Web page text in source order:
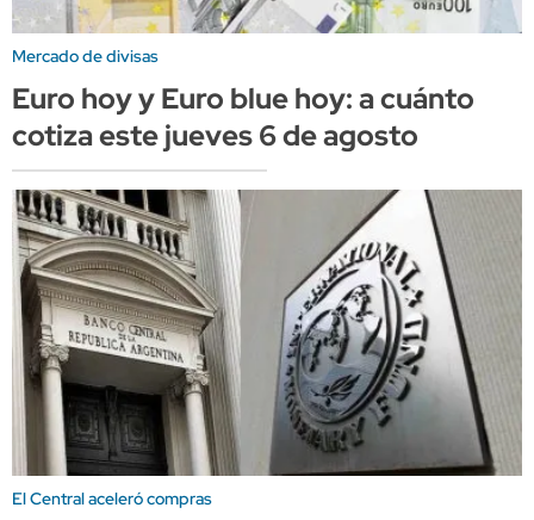
Mercado de divisas
Euro hoy y Euro blue hoy: a cuánto
cotiza este jueves 6 de agosto
El Central aceleró compras